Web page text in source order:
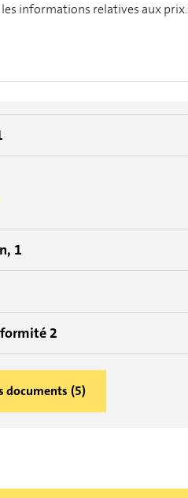
informations relatives aux prix.
1
2
documents (5)